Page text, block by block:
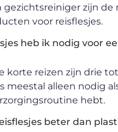
gezichtsreiniger zijn de
voor reisflesjes.
heb ik nodig voor
korte reizen zijn drie
meestal alleen nodig
hebt.
beter dan